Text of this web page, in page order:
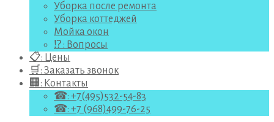
Уборка после ремонта
Уборка коттеджей
Мойка окон
⁉ : Вопросы
📋: Цены
🛒: Заказать звонок
🏢: Контакты
☎: +7(495)532-54-83
☎: +7 (968)499-76-25